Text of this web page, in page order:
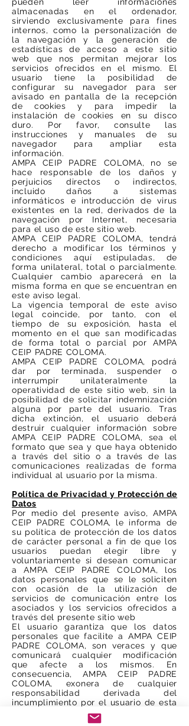
almacenadas en el ordenador,
sirviendo exclusivamente para fines
internos, como la personalización de
la navegación y la generación de
estadísticas de acceso a este sitio
web que nos permitan mejorar los
servicios ofrecidos en el mismo. El
usuario tiene la posibilidad de
configurar su navegador para ser
avisado en pantalla de la recepción
de cookies y para impedir la
instalación de cookies en su disco
duro. Por favor, consulte las
instrucciones y manuales de su
navegador para ampliar esta
información.
AMPA CEIP PADRE COLOMA, no se
hace responsable de los daños y
perjuicios directos o indirectos,
incluido daños a sistemas
informáticos e introducción de virus
existentes en la red, derivados de la
navegación por Internet, necesaria
para el uso de este sitio web.
AMPA CEIP PADRE COLOMA, tendrá
derecho a modificar los términos y
condiciones aquí estipuladas, de
forma unilateral, total o parcialmente.
Cualquier cambio aparecerá en la
misma forma en que se encuentran en
este aviso legal.
La vigencia temporal de este aviso
legal coincide, por tanto, con el
tiempo de su exposición, hasta el
momento en el que san modificadas
de forma total o parcial por AMPA
CEIP PADRE COLOMA.
AMPA CEIP PADRE COLOMA, podrá
dar por terminada, suspender o
interrumpir unilateralmente la
operatividad de este sitio web, sin la
posibilidad de solicitar indemnización
alguna por parte del usuario. Tras
dicha extinción, el usuario deberá
destruir cualquier información sobre
AMPA CEIP PADRE COLOMA, sea el
formato que sea y que haya obtenido
a través del sitio o a través de las
comunicaciones realizadas de forma
individual al usuario por la misma.
Política de Privacidad y Protección de
Datos
Por medio del presente aviso, AMPA
CEIP PADRE COLOMA, le informa de
su política de protección de los datos
de carácter personal a fin de que los
usuarios puedan elegir libre y
voluntariamente si desean comunicar
a AMPA CEIP PADRE COLOMA, los
datos personales que se le soliciten
con ocasión de la utilización de
servicios de comunicación entre los
asociados y los servicios ofrecidos a
través del presente sitio web
El usuario garantiza que los datos
personales que facilite a AMPA CEIP
PADRE COLOMA, son veraces y que
comunicará cualquier modificación
que afecte a los mismos. En
consecuencia, AMPA CEIP PADRE
COLOMA, exonera de cualquier
responsabilidad derivada del
incumplimiento por el usuario de esta
Para acceder a alguno de los servicios